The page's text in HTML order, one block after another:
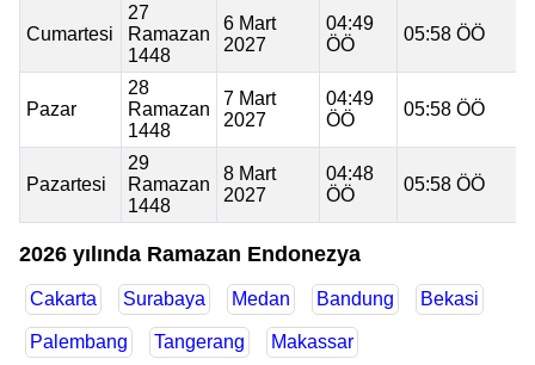
Cumartesi
27
Ramazan
1448
6 Mart
2027
04:49
ÖÖ
05:58 ÖÖ
Pazar
28
Ramazan
1448
7 Mart
2027
04:49
ÖÖ
05:58 ÖÖ
Pazartesi
29
Ramazan
1448
8 Mart
2027
04:48
ÖÖ
05:58 ÖÖ
2026 yılında Ramazan Endonezya
Cakarta Surabaya Medan Bandung Bekasi
Palembang Tangerang Makassar